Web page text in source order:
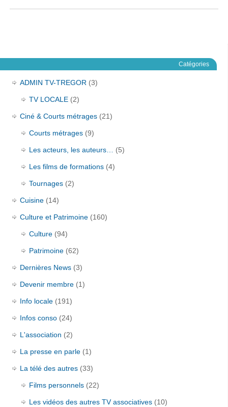
Catégories
ADMIN TV-TREGOR (3)
TV LOCALE (2)
Ciné & Courts métrages (21)
Courts métrages (9)
Les acteurs, les auteurs… (5)
Les films de formations (4)
Tournages (2)
Cuisine (14)
Culture et Patrimoine (160)
Culture (94)
Patrimoine (62)
Dernières News (3)
Devenir membre (1)
Info locale (191)
Infos conso (24)
L'association (2)
La presse en parle (1)
La télé des autres (33)
Films personnels (22)
Les vidéos des autres TV associatives (10)